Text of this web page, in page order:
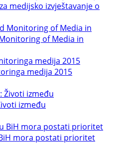
medijsko izvještavanje o
of Media in
medija 2015
između
mora postati prioritet